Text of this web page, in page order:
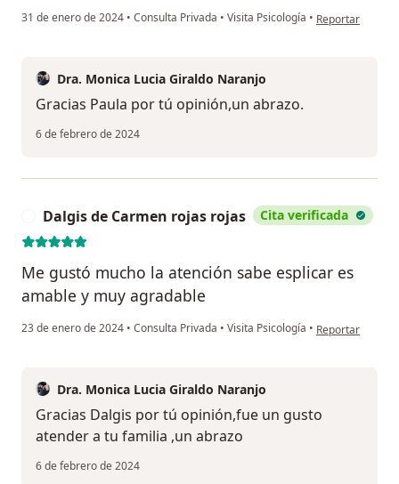
31 de enero de 2024 • Consulta Privada • Visita Psicología • en opinión del
Reportar
Dra. Monica Lucia Giraldo Naranjo
Gracias Paula por tú opinión,un abrazo.
6 de febrero de 2024
Dalgis de Carmen rojas rojas Cita verificada
Me gustó mucho la atención sabe esplicar es
amable y muy agradable
23 de enero de 2024 • Consulta Privada • Visita Psicología • en opinión del
Reportar
Dra. Monica Lucia Giraldo Naranjo
Gracias Dalgis por tú opinión,fue un gusto
atender a tu familia ,un abrazo
6 de febrero de 2024